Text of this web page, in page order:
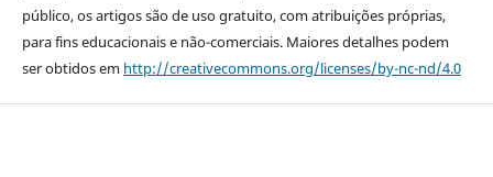
público, os artigos são de uso gratuito, com atribuições próprias,
para fins educacionais e não-comerciais. Maiores detalhes podem
ser obtidos em http://creativecommons.org/licenses/by-nc-nd/4.0